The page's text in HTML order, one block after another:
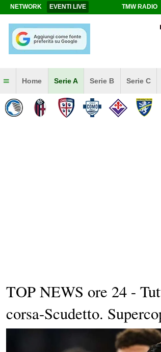
NETWORK EVENTI LIVE TMW RADIO
Home Serie A Serie B Serie C
TOP NEWS ore 24 -
corsa-Scudetto.